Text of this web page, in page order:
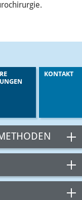
KONTAKT